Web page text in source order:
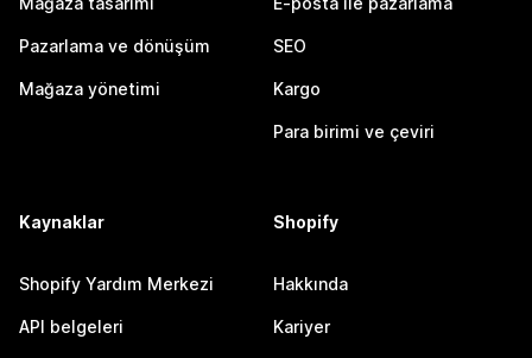
Pazarlama ve dönüşüm
Mağaza yönetimi
SEO
Kargo
Para birimi ve çeviri
Kaynaklar
Shopify Yardım Merkezi
API belgeleri
Shopify
Hakkında
Kariyer